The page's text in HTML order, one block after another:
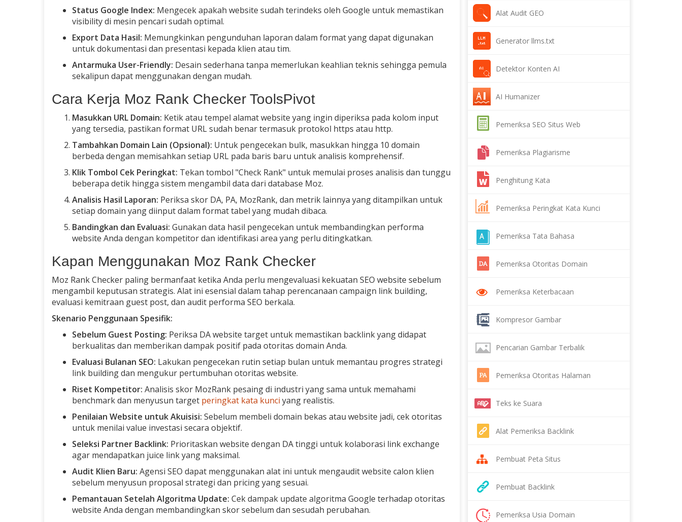
Status Google Index: Mengecek apakah website sudah terindeks oleh Google untuk memastikan
visibility di mesin pencari sudah optimal.
Export Data Hasil: Memungkinkan pengunduhan laporan dalam format yang dapat digunakan
untuk dokumentasi dan presentasi kepada klien atau tim.
Antarmuka User-Friendly: Desain sederhana tanpa memerlukan keahlian teknis sehingga pemula
sekalipun dapat menggunakan dengan mudah.
Cara Kerja Moz Rank Checker ToolsPivot
Masukkan URL Domain: Ketik atau tempel alamat website yang ingin diperiksa pada kolom input
yang tersedia, pastikan format URL sudah benar termasuk protokol https atau http.
Tambahkan Domain Lain (Opsional): Untuk pengecekan bulk, masukkan hingga 10 domain
berbeda dengan memisahkan setiap URL pada baris baru untuk analisis komprehensif.
Klik Tombol Cek Peringkat: Tekan tombol "Check Rank" untuk memulai proses analisis dan tunggu
beberapa detik hingga sistem mengambil data dari database Moz.
Analisis Hasil Laporan: Periksa skor DA, PA, MozRank, dan metrik lainnya yang ditampilkan untuk
setiap domain yang diinput dalam format tabel yang mudah dibaca.
Bandingkan dan Evaluasi: Gunakan data hasil pengecekan untuk membandingkan performa
website Anda dengan kompetitor dan identifikasi area yang perlu ditingkatkan.
Kapan Menggunakan Moz Rank Checker
Moz Rank Checker paling bermanfaat ketika Anda perlu mengevaluasi kekuatan SEO website sebelum
mengambil keputusan strategis. Alat ini esensial dalam tahap perencanaan campaign link building,
evaluasi kemitraan guest post, dan audit performa SEO berkala.
Skenario Penggunaan Spesifik:
Sebelum Guest Posting: Periksa DA website target untuk memastikan backlink yang didapat
berkualitas dan memberikan dampak positif pada otoritas domain Anda.
Evaluasi Bulanan SEO: Lakukan pengecekan rutin setiap bulan untuk memantau progres strategi
link building dan mengukur pertumbuhan otoritas website.
Riset Kompetitor: Analisis skor MozRank pesaing di industri yang sama untuk memahami
benchmark dan menyusun target peringkat kata kunci yang realistis.
Penilaian Website untuk Akuisisi: Sebelum membeli domain bekas atau website jadi, cek otoritas
untuk menilai value investasi secara objektif.
Seleksi Partner Backlink: Prioritaskan website dengan DA tinggi untuk kolaborasi link exchange
agar mendapatkan juice link yang maksimal.
Audit Klien Baru: Agensi SEO dapat menggunakan alat ini untuk mengaudit website calon klien
sebelum menyusun proposal strategi dan pricing yang sesuai.
Pemantauan Setelah Algoritma Update: Cek dampak update algoritma Google terhadap otoritas
website Anda dengan membandingkan skor sebelum dan sesudah perubahan.
Alat Audit GEO
Generator llms.txt
Detektor Konten AI
AI Humanizer
Pemeriksa SEO Situs Web
Pemeriksa Plagiarisme
Penghitung Kata
Pemeriksa Peringkat Kata Kunci
Pemeriksa Tata Bahasa
Pemeriksa Otoritas Domain
Pemeriksa Keterbacaan
Kompresor Gambar
Pencarian Gambar Terbalik
Pemeriksa Otoritas Halaman
Teks ke Suara
Alat Pemeriksa Backlink
Pembuat Peta Situs
Pembuat Backlink
Pemeriksa Usia Domain